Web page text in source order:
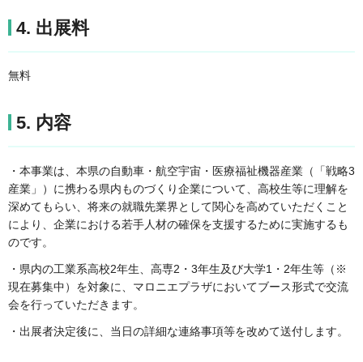
4. 出展料
無料
5. 内容
・本事業は、本県の自動車・航空宇宙・医療福祉機器産業（「戦略3
産業」）に携わる県内ものづくり企業について、高校生等に理解を
深めてもらい、将来の就職先業界として関心を高めていただくこと
により、企業における若手人材の確保を支援するために実施するも
のです。
・県内の工業系高校2年生、高専2・3年生及び大学1・2年生等（※
現在募集中）を対象に、マロニエプラザにおいてブース形式で交流
会を行っていただきます。
・出展者決定後に、当日の詳細な連絡事項等を改めて送付します。